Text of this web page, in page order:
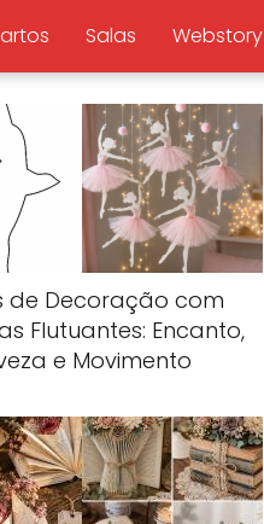
Salas Webstory
de Decoração com
Flutuantes: Encanto,
e Movimento